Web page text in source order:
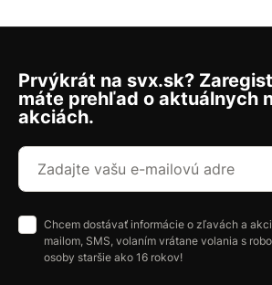
Prvýkrát na svx.sk?
máte prehľad o aktuálnych
akciách.
Chcem dostávať informácie o zľavách a
mailom, SMS, volaním vrátane volania s
osoby staršie ako 16 rokov!